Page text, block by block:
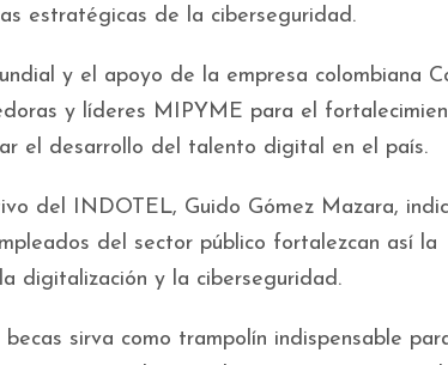
estratégicas de la ciberseguridad.
y el apoyo de la empresa colombiana
y líderes MIPYME para el
el desarrollo del talento digital en el país.
del INDOTEL, Guido Gómez Mazara,
del sector público fortalezcan así la
digitalización y la ciberseguridad.
sirva como trampolín indispensable